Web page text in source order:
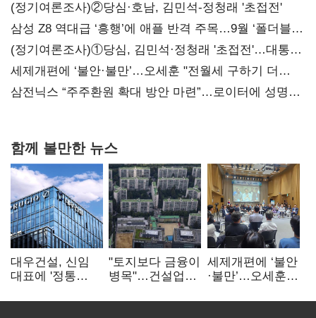
(정기여론조사)②당심·호남, 김민석-정청래 '초접전'
삼성 Z8 역대급 ‘흥행’에 애플 반격 주목…9월 ‘폴더블
대전’
(정기여론조사)①당심, 김민석·정청래 '초접전'…대통령
지지도 '50% 아래로'(종합)
세제개편에 ‘불안·불만’…오세훈 "전월세 구하기 더
힘들어질 것"
삼전닉스 “주주환원 확대 방안 마련”…로이터에 성명
함께 볼만한 뉴스
대우건설, 신임
대표에 '정통
부사장 내정
"토지보다 금융이
병목"…건설업계,
해소 목소리
세제개편에 ‘불안
·불만’…오세훈
더 힘들어질 것"